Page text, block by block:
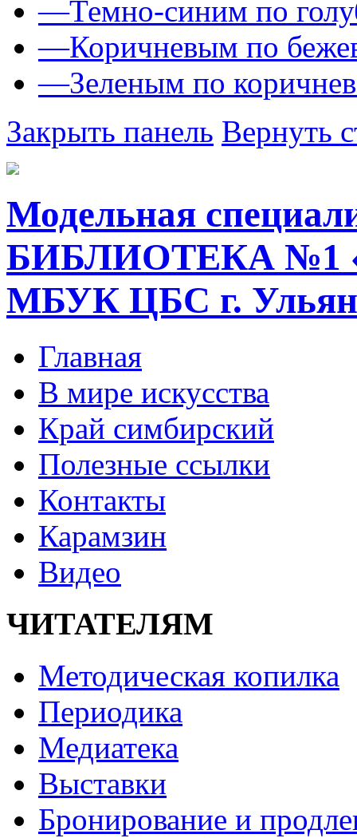
—Темно-синим по
—Коричневым по
—Зеленым по
Закрыть панель Вернуть
Модельная
БИБЛИОТЕКА №1
МБУК ЦБС г.
Главная
В мире искусства
Край симбирский
Полезные ссылки
Контакты
Карамзин
Видео
ЧИТАТЕЛЯМ
Методическая копилка
Периодика
Медиатека
Выставки
Бронирование и